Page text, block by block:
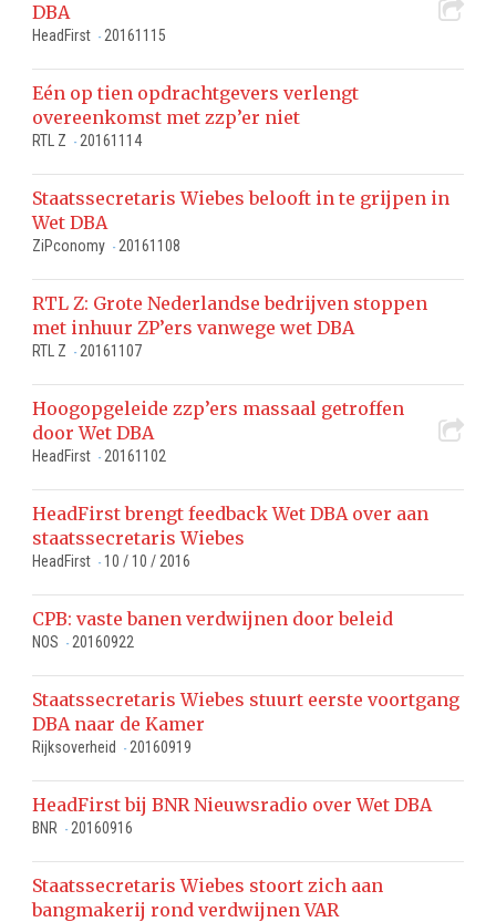
DBA
HeadFirst - 20161115
Eén op tien opdrachtgevers verlengt
overeenkomst met zzp’er niet
RTL Z - 20161114
Staatssecretaris Wiebes belooft in te grijpen in
Wet DBA
ZiPconomy - 20161108
RTL Z: Grote Nederlandse bedrijven stoppen
met inhuur ZP’ers vanwege wet DBA
RTL Z - 20161107
Hoogopgeleide zzp’ers massaal getroffen
door Wet DBA
HeadFirst - 20161102
HeadFirst brengt feedback Wet DBA over aan
staatssecretaris Wiebes
HeadFirst - 10 / 10 / 2016
CPB: vaste banen verdwijnen door beleid
NOS - 20160922
Staatssecretaris Wiebes stuurt eerste voortgang
DBA naar de Kamer
Rijksoverheid - 20160919
HeadFirst bij BNR Nieuwsradio over Wet DBA
BNR - 20160916
Staatssecretaris Wiebes stoort zich aan
bangmakerij rond verdwijnen VAR